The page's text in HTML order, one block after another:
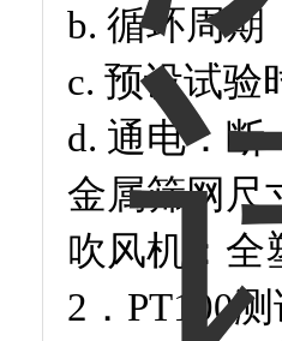
b. 循环周期
c. 预设试验
d. 通电：
金属筛网尺
吹风机：全
2．PT100